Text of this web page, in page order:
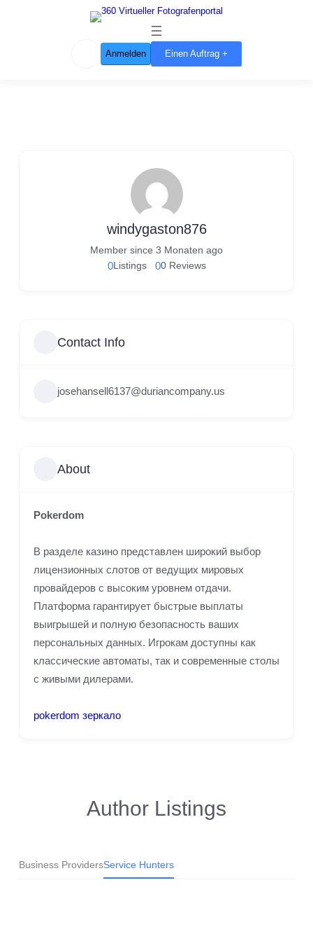
Anmelden Einen Auftrag +
windygaston876
Member since 3 Monaten ago
00 Reviews
0Listings
Contact Info
josehansell6137@duriancompany.us
About
Pokerdom
В разделе казино представлен широкий выбор
лицензионных слотов от ведущих мировых
провайдеров с высоким уровнем отдачи.
Платформа гарантирует быстрые выплаты
выигрышей и полную безопасность ваших
персональных данных. Игрокам доступны как
классические автоматы, так и современные столы
с живыми дилерами.
pokerdom зеркало
Author Listings
Business ProvidersService Hunters